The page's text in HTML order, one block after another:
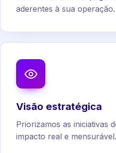
aderentes à sua operação.
Visão estratégica
Priorizamos as iniciativas
impacto real e mensurável.